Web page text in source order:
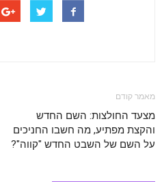
מאמר קודם
מצעד החולצות: השם החדש
והקצת מפתיע, מה חשבו החניכים
על השם של השבט החדש "קווה"?